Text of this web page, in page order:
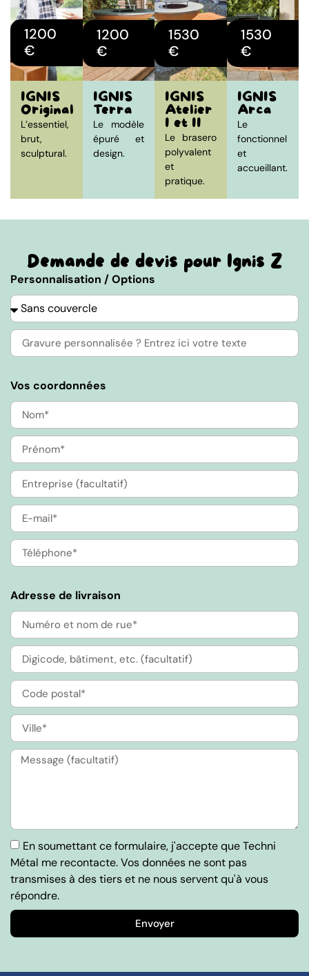
IGNIS
Original
L’essentiel,
brut,
sculptural.
1200
€
IGNIS
Terra
Le modèle
épuré et
design.
1200
€
IGNIS
Atelier
I et II
Le brasero
polyvalent
et
pratique.
1530
€
IGNIS
Arca
Le
fonctionnel
et
accueillant.
1530
€
Demande de devis pour Ignis Z
Personnalisation / Options
Vos coordonnées
Adresse de livraison
En soumettant ce formulaire, j'accepte que Techni
Métal me recontacte. Vos données ne sont pas
transmises à des tiers et ne nous servent qu'à vous
répondre.
Envoyer